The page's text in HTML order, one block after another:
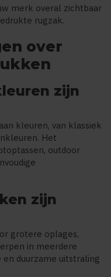
merk overal zichtbaar
rugzak.
over
zijn
kleuren, van klassiek
Het
outdoor
zijn
grotere oplages,
in meerdere
duurzame uitstraling